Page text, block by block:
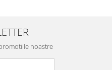
noastre